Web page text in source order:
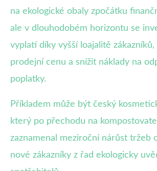
na ekologické obaly zpočátku
ale v dlouhodobém horizontu se
vyplatí díky vyšší loajalitě
prodejní cenu a snížit náklady na
poplatky.
Příkladem může být český
který po přechodu na
zaznamenal meziroční nárůst tržeb
nové zákazníky z řad ekologicky